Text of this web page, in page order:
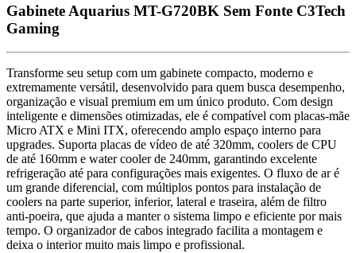
Gabinete Aquarius MT-G720BK Sem Fonte C3Tech
Gaming
Transforme seu setup com um gabinete compacto, moderno e
extremamente versátil, desenvolvido para quem busca desempenho,
organização e visual premium em um único produto. Com design
inteligente e dimensões otimizadas, ele é compatível com placas-mãe
Micro ATX e Mini ITX, oferecendo amplo espaço interno para
upgrades. Suporta placas de vídeo de até 320mm, coolers de CPU
de até 160mm e water cooler de 240mm, garantindo excelente
refrigeração até para configurações mais exigentes. O fluxo de ar é
um grande diferencial, com múltiplos pontos para instalação de
coolers na parte superior, inferior, lateral e traseira, além de filtro
anti-poeira, que ajuda a manter o sistema limpo e eficiente por mais
tempo. O organizador de cabos integrado facilita a montagem e
deixa o interior muito mais limpo e profissional.